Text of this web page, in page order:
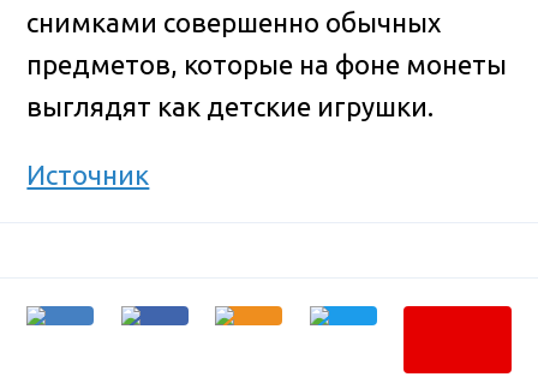
снимками совершенно обычных
предметов, которые на фоне монеты
выглядят как детские игрушки.
Источник